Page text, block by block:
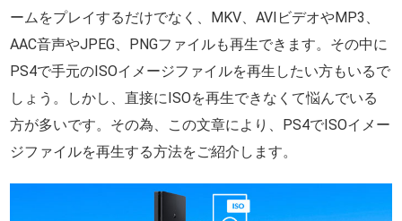
ームをプレイするだけでなく、MKV、AVIビデオやMP3、
AAC音声やJPEG、PNGファイルも再生できます。その中に
PS4で手元のISOイメージファイルを再生したい方もいるで
しょう。しかし、直接にISOを再生できなくて悩んでいる
方が多いです。その為、この文章により、PS4でISOイメー
ジファイルを再生する方法をご紹介します。